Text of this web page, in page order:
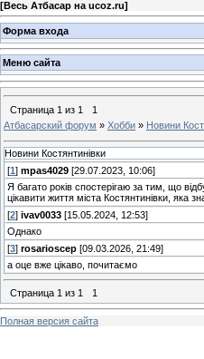
[Весь Атбасар на ucoz.ru]
Форма входа
Меню сайта
Страница 1 из 1
1
Атбасарский форум » Хобби » Новини
Новини Костянтинівки
[1 ] mpas4029 [29.07.2023, 10:06]
Я багато років спостерігаю за тим, що
цікавити життя міста Костянтинівки, яка
[2] ivav0033 [15.05.2024, 12:53]
Однако
[3] rosarioscep [09.03.2026, 21:49]
а оце вже цікаво, почитаємо
Страница 1 из 1 1
Полная версия сайта